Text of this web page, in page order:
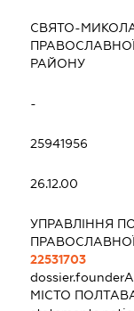
СВЯТО-
РАЙОНУ
-
25941956
26.12.00
УПРАВЛІННЯ
22531703
МІСТО